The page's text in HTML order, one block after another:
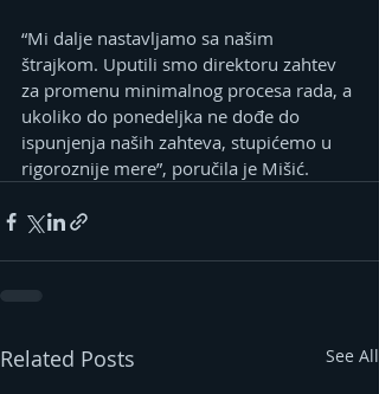
“Mi dalje nastavljamo sa našim
štrajkom. Uputili smo direktoru zahtev
za promenu minimalnog procesa rada, a
ukoliko do ponedeljka ne dođe do
ispunjenja naših zahteva, stupićemo u
rigoroznije mere”, poručila je Mišić.
Related Posts See All